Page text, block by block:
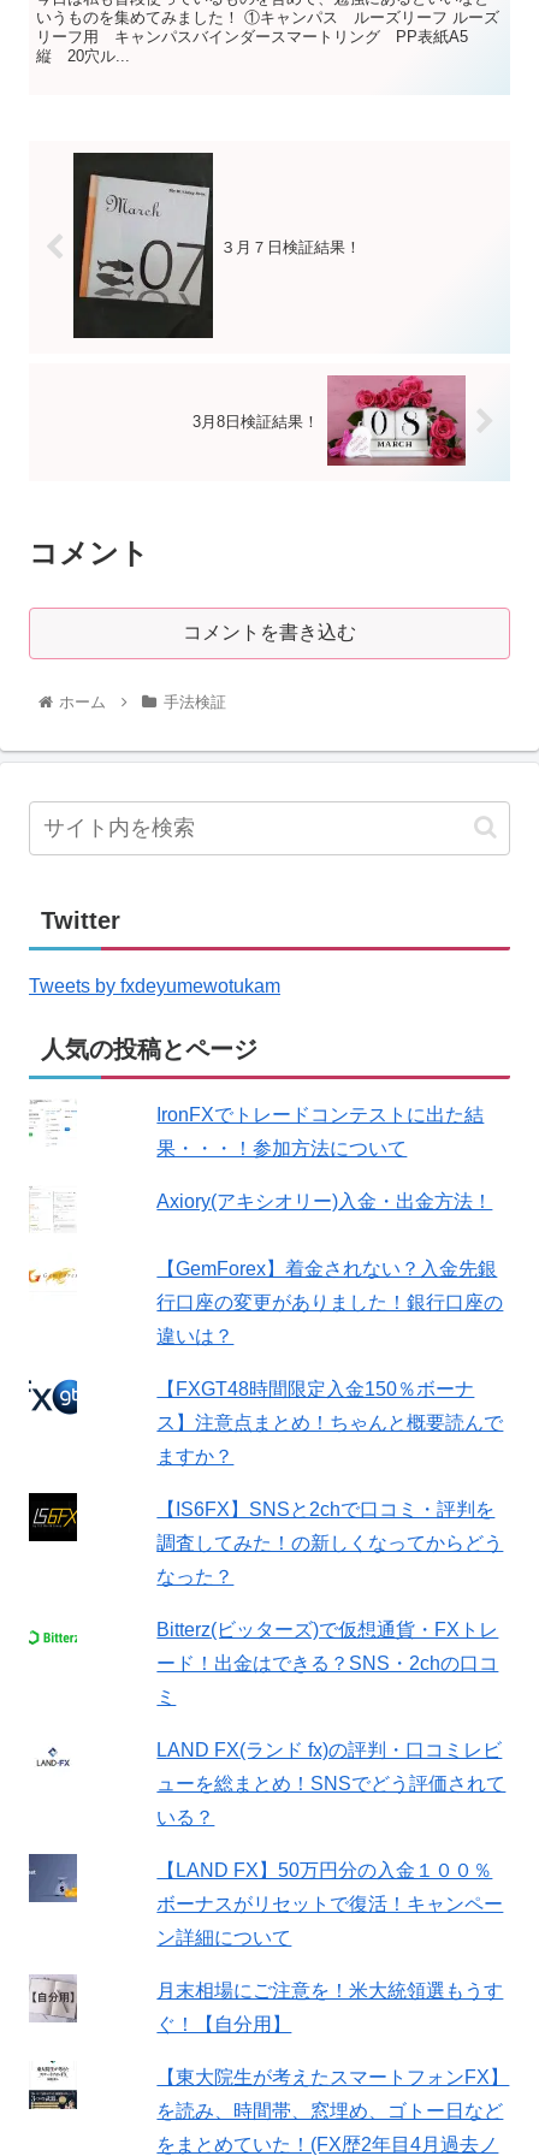
いうものを集めてみました！ ①キャンパス ルーズリーフ ルーズ
リーフ用 キャンパスバインダースマートリング PP表紙A5
縦 20穴ル...
３月７日検証結果！
3月8日検証結果！
コメント
コメントを書き込む
ホーム 手法検証
Twitter
Tweets by fxdeyumewotukam
人気の投稿とページ
IronFXでトレードコンテストに出た結
果・・・！参加方法について
Axiory(アキシオリー)入金・出金方法！
【GemForex】着金されない？入金先銀
行口座の変更がありました！銀行口座の
違いは？
【FXGT48時間限定入金150％ボーナ
ス】注意点まとめ！ちゃんと概要読んで
ますか？
【IS6FX】SNSと2chで口コミ・評判を
調査してみた！の新しくなってからどう
なった？
Bitterz(ビッターズ)で仮想通貨・FXトレ
ード！出金はできる？SNS・2chの口コ
ミ
LAND FX(ランド fx)の評判・口コミレビ
ューを総まとめ！SNSでどう評価されて
いる？
【LAND FX】50万円分の入金１００％
ボーナスがリセットで復活！キャンペー
ン詳細について
月末相場にご注意を！米大統領選もうす
ぐ！【自分用】
【東大院生が考えたスマートフォンFX】
を読み、時間帯、窓埋め、ゴトー日など
をまとめていた！(FX歴2年目4月過去ノ